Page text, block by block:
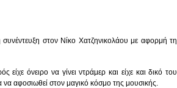
συνέντευξη στον Νίκο Χατζηνικολάου με αφορμή τη
όνειρο να γίνει ντράμερ και είχε και δικό του
αφοσιωθεί στον μαγικό κόσμο της μουσικής.